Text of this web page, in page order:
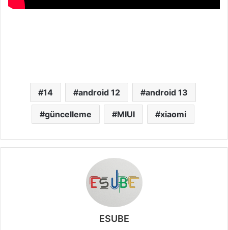
14 android 12 android 13
güncelleme MIUI xiaomi
ESUBE